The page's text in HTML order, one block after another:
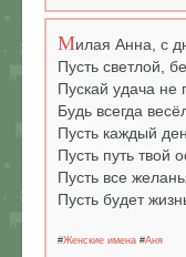
Милая Анна, с
Пусть светлой,
Пускай удача не
Будь всегда
Пусть каждый
Пусть путь твой
Пусть все
Пусть будет
#Женские имена #Аня